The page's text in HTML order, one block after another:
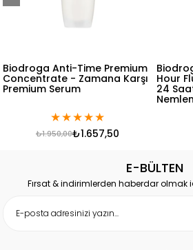
Karşı
Biodroga MD Hydration 24
Hour Fluid - Kuru Ciltler İçin
24 Saat Etkili Yoğun
★★
₺752,25
₺885,00
E-BÜLTEN
Fırsat & indirimlerden haberdar olmak